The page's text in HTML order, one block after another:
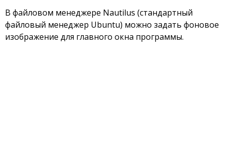
В файловом менеджере Nautilus (стандартный
файловый менеджер Ubuntu) можно задать фоновое
изображение для главного окна программы.